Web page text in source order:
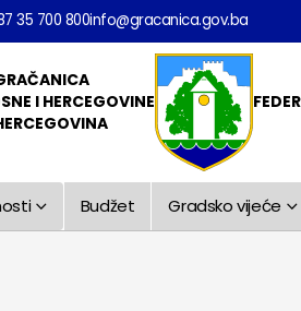
35 700 800info@gracanica.gov.ba
I HERCEGOVINE
Budžet Gradsko vijeće